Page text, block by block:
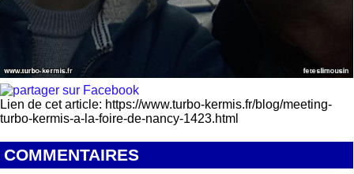
Lien de cet article: https://www.turbo-kermis.fr/blog/meeting-
turbo-kermis-a-la-foire-de-nancy-1423.html
COMMENTAIRES